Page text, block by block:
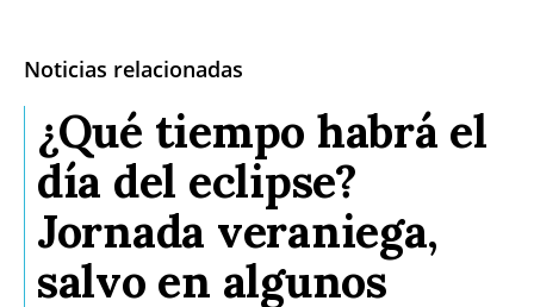
Noticias relacionadas
¿Qué tiempo habrá el
día del eclipse?
Jornada veraniega,
salvo en algunos